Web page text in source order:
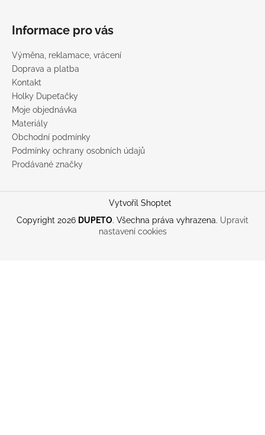
Informace pro vás
Výměna, reklamace, vrácení
Doprava a platba
Kontakt
Holky Dupeťačky
Moje objednávka
Materiály
Obchodní podmínky
Podmínky ochrany osobních údajů
Prodávané značky
Vytvořil Shoptet
Copyright 2026 DUPETO. Všechna práva vyhrazena. Upravit
nastavení cookies